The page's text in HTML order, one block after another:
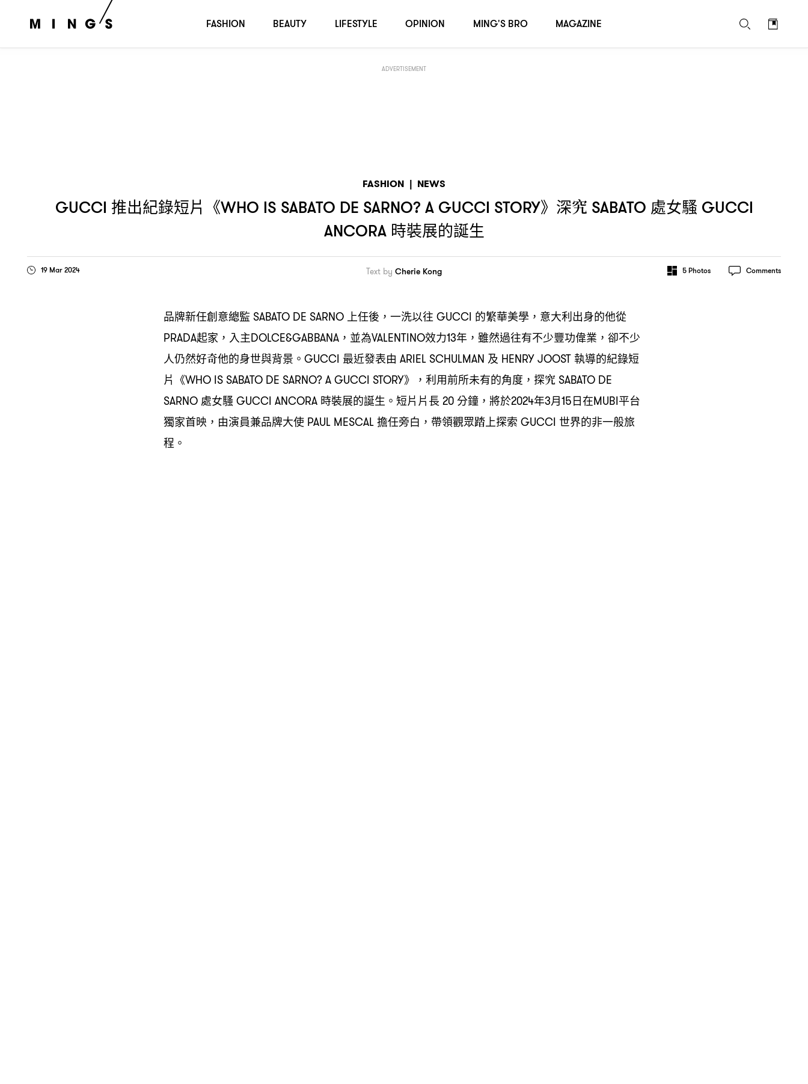
ADVERTISEMENT
FASHION | NEWS
GUCCI 推出紀錄短片《WHO IS SABATO DE SARNO? A GUCCI STORY》深究 SABATO 處女騷 GUCCI
ANCORA 時裝展的誕生
19 Mar 2024 Text by Cherie Kong 5Photos Comments
品牌新任創意總監 SABATO DE SARNO 上任後 ， 一洗以往 GUCCI 的繁華美學 ， 意大利出身的他從
PRADA起家 ， 入主DOLCE&GABBANA， 並為VALENTINO效力13年 ， 雖然過往有不少豐功偉業 ， 卻不少
人仍然好奇他的身世與背景。 GUCCI 最近發表由 ARIEL SCHULMAN 及 HENRY JOOST 執導的紀錄短
片《WHO IS SABATO DE SARNO? A GUCCI STORY》 ， 利用前所未有的角度 ， 探究 SABATO DE
SARNO 處女騷GUCCI ANCORA 時裝展的誕生。短片片長 20 分鐘 ， 將於2024年3月15日在MUBI平台
獨家首映 ， 由演員兼品牌大使 PAUL MESCAL擔任旁白 ， 帶領觀眾踏上探索 GUCCI 世界的非一般旅
程。
FASHION BEAUTY LIFESTYLE OPINION MING'S BRO MAGAZINE
GUCCI 推出紀錄短片《 WHO IS SABATO DE SARNO? A GUCCI STORY SABATO GUCCI ANCORA